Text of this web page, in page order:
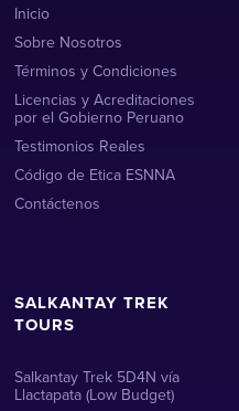
Inicio
Sobre Nosotros
Términos y Condiciones
Licencias y Acreditaciones
por el Gobierno Peruano
Testimonios Reales
Código de Etica ESNNA
Contáctenos
SALKANTAY TREK
TOURS
Salkantay Trek 5D4N vía
Llactapata (Low Budget)